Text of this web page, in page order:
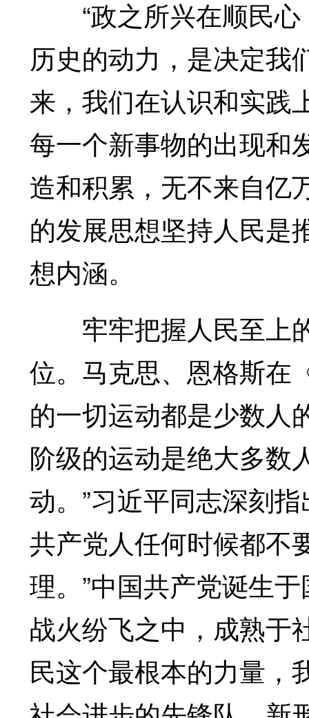
“政之所兴在顺民心
历史的动力，是决定我
来，我们在认识和实践
每一个新事物的出现和
造和积累，无不来自亿
的发展思想坚持人民是
想内涵。
牢牢把握人民至上
位。马克思、恩格斯在
的一切运动都是少数人
阶级的运动是绝大多数
动。”习近平同志深刻
共产党人任何时候都不
理。”中国共产党诞生
战火纷飞之中，成熟于
民这个最根本的力量，